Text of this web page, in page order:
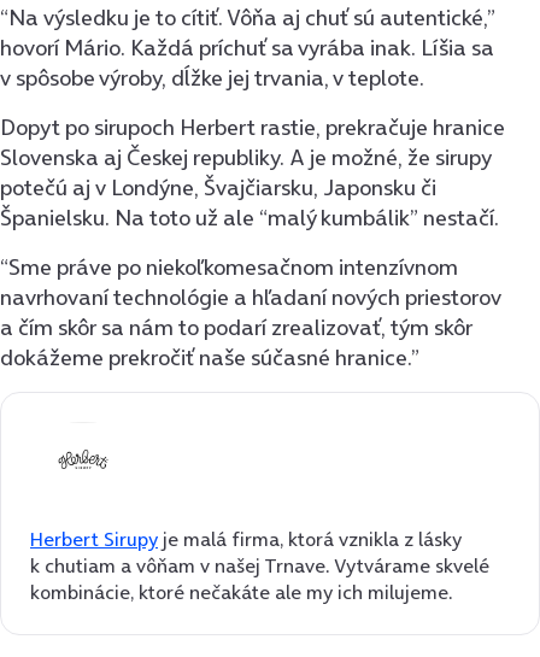
“Na výsledku je to cítiť. Vôňa aj chuť sú autentické,”
hovorí Mário. Každá príchuť sa vyrába inak. Líšia sa
v spôsobe výroby, dĺžke jej trvania, v teplote.
Dopyt po sirupoch Herbert rastie, prekračuje hranice
Slovenska aj Českej republiky. A je možné, že sirupy
potečú aj v Londýne, Švajčiarsku, Japonsku či
Španielsku. Na toto už ale “malý kumbálik” nestačí.
“Sme práve po niekoľkomesačnom intenzívnom
navrhovaní technológie a hľadaní nových priestorov
a čím skôr sa nám to podarí zrealizovať, tým skôr
dokážeme prekročiť naše súčasné hranice.”
Herbert Sirupy je malá firma, ktorá vznikla z lásky
k chutiam a vôňam v našej Trnave. Vytvárame skvelé
kombinácie, ktoré nečakáte ale my ich milujeme.